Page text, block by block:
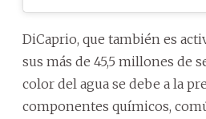
DiCaprio, que también es
sus más de 45,5 millones de
color del agua se debe a la
componentes químicos,